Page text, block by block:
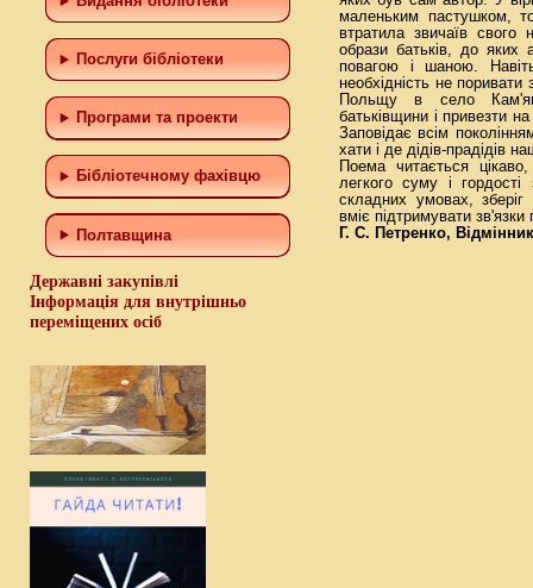
Послуги бібліотеки
Програми та проекти
Бiблiотечному фахiвцю
Полтавщина
Державні закупівлі
Інформація для внутрішньо
переміщених осіб
маленьким пастушком,
втратила звичаїв
образи батьків, до
повагою і шаною.
необхідність не поривати
Польщу в село
батьківщини і привезти
Заповідає всім
хати і де дідів-прадідів
Поема читається
легкого суму і
складних умовах,
вміє підтримувати
Г. С. Петренко,